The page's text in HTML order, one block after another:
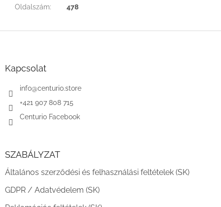
Oldalszám: 478
Kapcsolat
info@centurio.store
+421 907 808 715
Centurio Facebook
SZABÁLYZAT
Általános szerződési és felhasználási feltételek (SK)
GDPR / Adatvédelem (SK)